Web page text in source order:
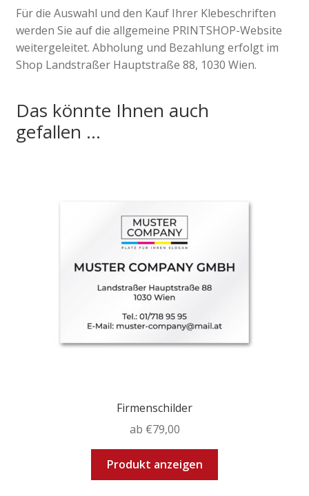
Für die Auswahl und den Kauf Ihrer Klebeschriften
werden Sie auf die allgemeine PRINTSHOP-Website
weitergeleitet. Abholung und Bezahlung erfolgt im
Shop Landstraßer Hauptstraße 88, 1030 Wien.
Das könnte Ihnen auch
gefallen …
Firmenschilder
ab €79,00
Produkt anzeigen